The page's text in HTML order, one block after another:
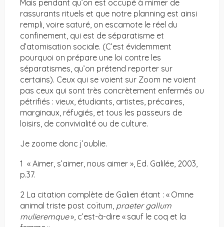
Mais pendant qu’on est occupé à mimer de
rassurants rituels et que notre planning est ainsi
rempli, voire saturé, on escamote le réel du
confinement, qui est de séparatisme et
d’atomisation sociale. (C’est évidemment
pourquoi on prépare une loi contre les
séparatismes, qu’on prétend reporter sur
certains). Ceux qui se voient sur Zoom ne voient
pas ceux qui sont très concrètement enfermés ou
pétrifiés : vieux, étudiants, artistes, précaires,
marginaux, réfugiés, et tous les passeurs de
loisirs, de convivialité ou de culture.
Je zoome donc j’oublie.
1 « Aimer, s’aimer, nous aimer », Ed. Galilée, 2003,
p.37.
2 La citation complète de Galien étant : « Omne
animal triste post coïtum, praeter gallum
mulieremque», c’est-à-dire « sauf le coq et la